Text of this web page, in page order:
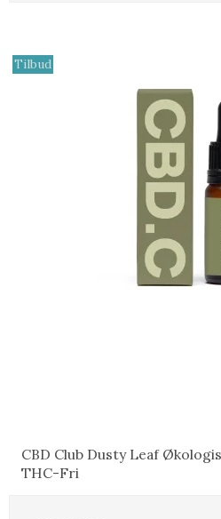
Tilbud
CBD Club Dusty Leaf
THC-Fri